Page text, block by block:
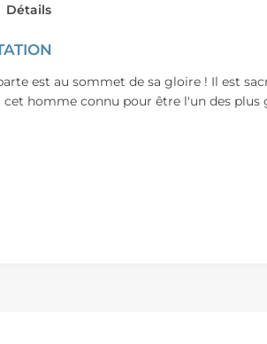
est au sommet de sa gloire ! Il est
homme connu pour être l'un des
Détails